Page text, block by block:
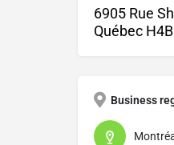
6905 Rue
Québec
Business